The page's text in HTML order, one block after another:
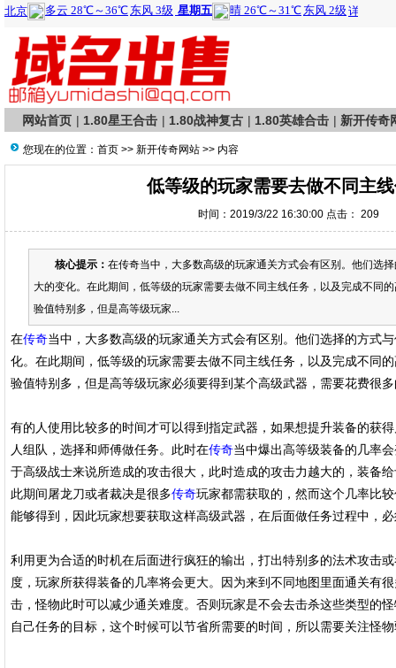
网站首页 | 1.80星王合击 | 1.80战神复古 | 1.80英雄合击 | 新开传奇
您现在的位置： 首页 >> 新开传奇网站 >> 内容
低等级的玩家需要去做不同主
时间：2019/3/22 16:30:00 点击： 209
核心提示： 在传奇当中，大多数高级的玩家通关方式会有区别。他们选
大的变化。在此期间，低等级的玩家需要去做不同主线任务，以及完成不同
验值特别多，但是高等级玩家...
在传奇当中，大多数高级的玩家通关方式会有区别。他们选择的方式
化。在此期间，低等级的玩家需要去做不同主线任务，以及完成不同
验值特别多，但是高等级玩家必须要得到某个高级武器，需要花费很
有的人使用比较多的时间才可以得到指定武器，如果想提升装备的获
人组队，选择和师傅做任务。此时在传奇当中爆出高等级装备的几率
于高级战士来说所造成的攻击很大，此时造成的攻击力越大的，装备
此期间屠龙刀或者裁决是很多传奇玩家都需获取的，然而这个几率比
能够得到，因此玩家想要获取这样高级武器，在后面做任务过程中，
利用更为合适的时机在后面进行疯狂的输出，打出特别多的法术攻击
度，玩家所获得装备的几率将会更大。因为来到不同地图里面通关有
击，怪物此时可以减少通关难度。否则玩家是不会去击杀这些类型的
自己任务的目标，这个时候可以节省所需要的时间，所以需要关注怪